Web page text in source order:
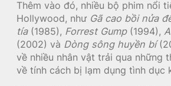
Thêm vào đó, nhiều bộ phim nổi
Hollywood, như Gã cao bồi nửa
tía (1985), Forrest Gump(1994),
(2002) và Dòng sông huyền bí
về nhiều nhân vật trải qua những
về tính cách bị lạm dụng tình dục